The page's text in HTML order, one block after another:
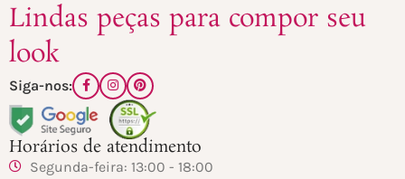
Lindas peças para compor seu
look
Siga-nos:
Horários de atendimento
Segunda-feira: 13:00 - 18:00